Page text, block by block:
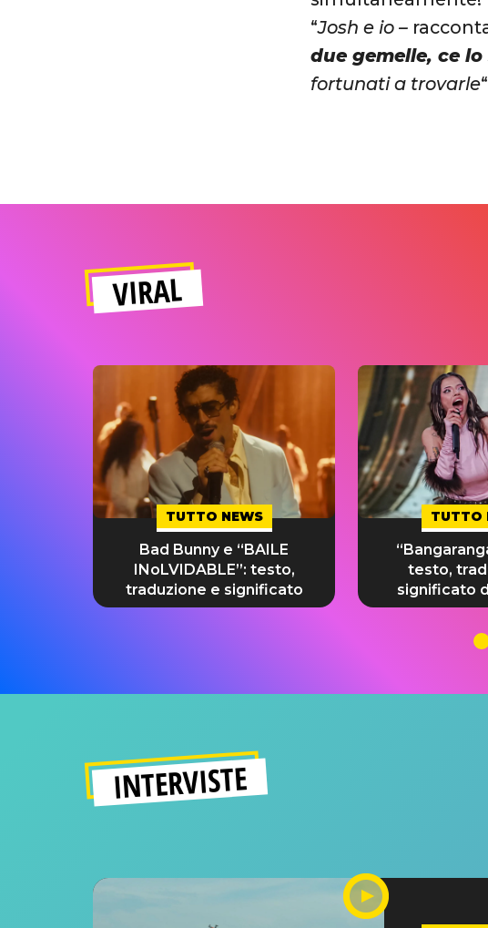
“Josh e io –
due gemelle, ce
fortunati a trovarle
VIRAL
TUTTO NEWS
Bad Bunny e “BAILE
INoLVIDABLE”: testo,
traduzione e significato
TUTTO
testo,
significato
INTERVISTE